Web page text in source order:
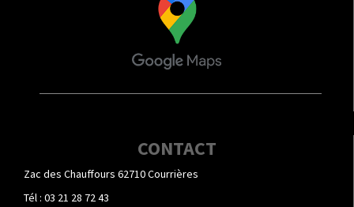
CONTACT
Zac des Chauffours 62710 Courrières
Tél : 03 21 28 72 43